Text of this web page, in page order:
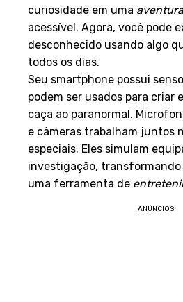
curiosidade em uma aventura
acessível. Agora, você pode
desconhecido usando algo
todos os dias.
Seu smartphone possui
podem ser usados para criar
caça ao paranormal.
e câmeras trabalham juntos
especiais. Eles simulam
investigação, transformando
uma ferramenta de
ANÚNCIOS